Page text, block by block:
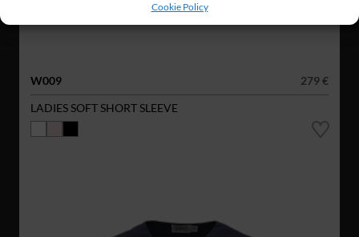
Cookie Policy
W009
279 €
LADIES SOFT SHORT SLEEVE